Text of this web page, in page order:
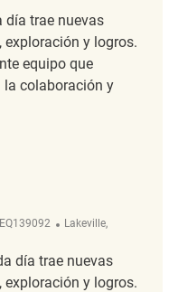
día trae nuevas
y logros.
equipo que
colaboración y
Ubicación
Lakeville,
día trae nuevas
y logros.